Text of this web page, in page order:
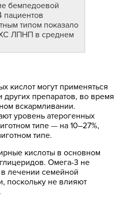
бемпедоевой
пациентов
типом показало
ЛПНП в среднем
кислот могут применяться
других препаратов, во время
вскармливании.
уровень атерогенных
типе — на 10–27%,
типе.
кислоты в основном
Омега-3 не
лечении семейной
поскольку не влияют